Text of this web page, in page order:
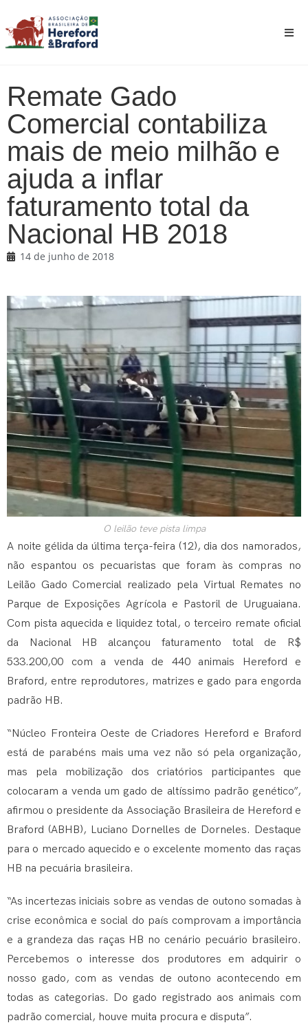
Remate Gado
Comercial contabiliza
mais de meio milhão e
ajuda a inflar
faturamento total da
Nacional HB 2018
14 de junho de 2018
O leilão teve pista limpa
A noite gélida da última terça-feira (12), dia dos namorados,
não espantou os pecuaristas que foram às compras no
Leilão Gado Comercial realizado pela Virtual Remates no
Parque de Exposições Agrícola e Pastoril de Uruguaiana.
Com pista aquecida e liquidez total, o terceiro remate oficial
da Nacional HB alcançou faturamento total de R$
533.200,00 com a venda de 440 animais Hereford e
Braford, entre reprodutores, matrizes e gado para engorda
padrão HB.
“Núcleo Fronteira Oeste de Criadores Hereford e Braford
está de parabéns mais uma vez não só pela organização,
mas pela mobilização dos criatórios participantes que
colocaram a venda um gado de altíssimo padrão genético”,
afirmou o presidente da Associação Brasileira de Hereford e
Braford (ABHB), Luciano Dornelles de Dorneles. Destaque
para o mercado aquecido e o excelente momento das raças
HB na pecuária brasileira.
“As incertezas iniciais sobre as vendas de outono somadas à
crise econômica e social do país comprovam a importância
e a grandeza das raças HB no cenário pecuário brasileiro.
Percebemos o interesse dos produtores em adquirir o
nosso gado, com as vendas de outono acontecendo em
todas as categorias. Do gado registrado aos animais com
padrão comercial, houve muita procura e disputa”.